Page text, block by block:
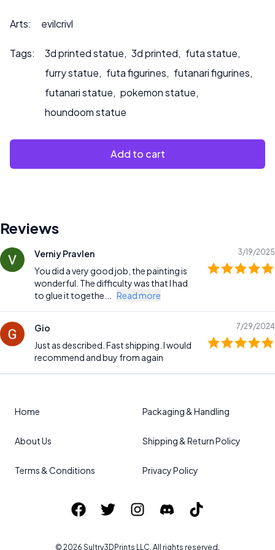
dipingiamo il prodotto.
Arts: evilcrivl
Tags: 3d printed statue, 3d printed, futa statue,
furry statue, futa figurines, futanari figurines,
futanari statue, pokemon statue,
houndoom statue
Add to cart
Reviews
Verniy Pravlen
You did a very good job, the painting is
wonderful. The difficulty was that I had
to glue it togethe...
Read more
3/19/2025
Gio
Just as described. Fast shipping. I would
recommend and buy from again
7/29/2024
Home
About Us
Terms & Conditions
Packaging & Handling
Shipping & Return Policy
Privacy Policy
© 2026 Sultry3DPrints LLC. All rights reserved.